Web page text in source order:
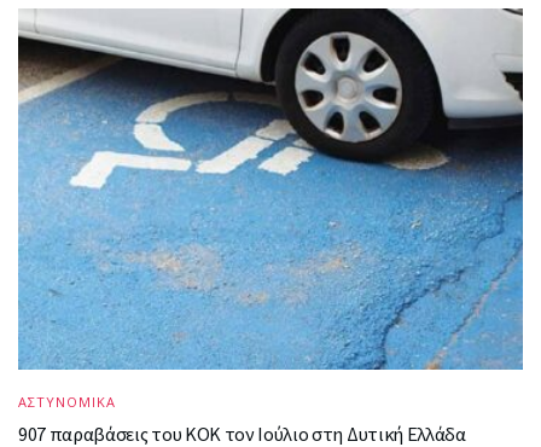
ΑΣΤΥΝΟΜΙΚΑ
907 παραβάσεις του ΚΟΚ τον Ιούλιο στη Δυτική Ελλάδα